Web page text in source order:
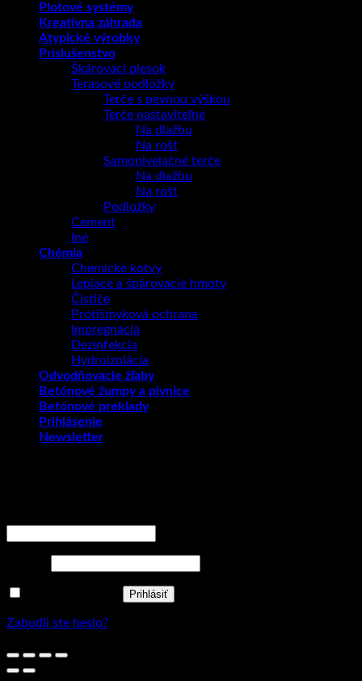
Plotové systémy
Kreatívna záhrada
Atypické výrobky
Príslušenstvo
Škárovací piesok
Terasové podložky
Terče s pevnou výškou
Terče nastaviteľné
Na dlažbu
Na rošt
Samonivelačné terče
Na dlažbu
Na rošt
Podložky
Cement
Iné
Chémia
Chemické kotvy
Lepiace a špárovacie hmoty
Čističe
Protišmyková ochrana
Impregnácia
Dezinfekcia
Hydroizolácia
Odvodňovacie žľaby
Betónové žumpy a pivnice
Betónové preklady
Prihlásenie
Newsletter
Prihlásiť
Zabudli ste heslo?